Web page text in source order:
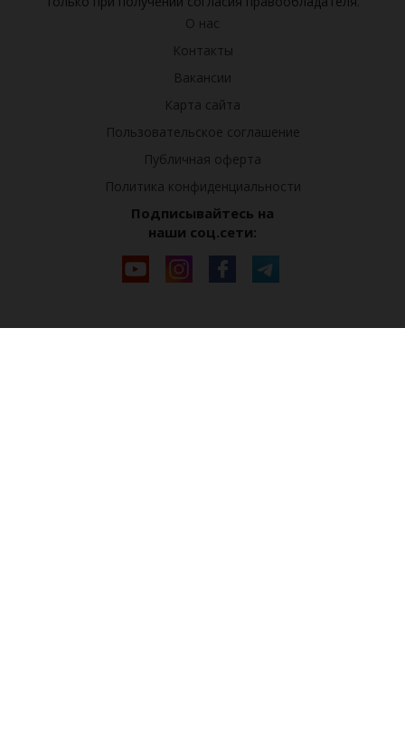
О нас
Контакты
Вакансии
Карта сайта
Пользовательское соглашение
Публичная оферта
Политика конфиденциальности
Подписывайтесь на
наши соц.сети: